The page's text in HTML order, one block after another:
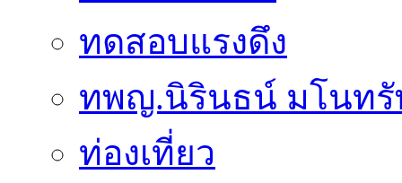
ทดสอบแรงดึง
ทพญ.นิรินธน์ มโนท
ท่องเที่ยว